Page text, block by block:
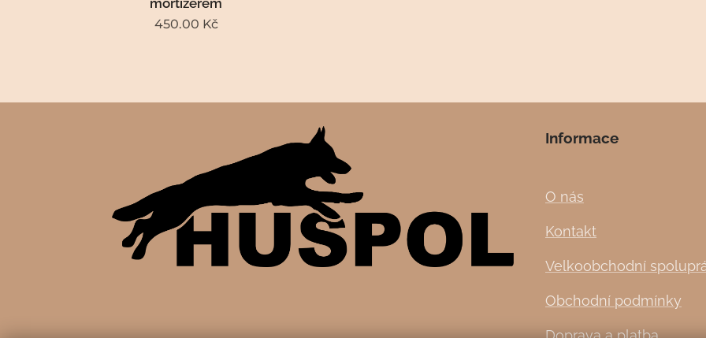
mortizérem
450.00 Kč
Informace
O nás
Kontakt
Velkoobchodní
Obchodní podmínky
Doprava a platba